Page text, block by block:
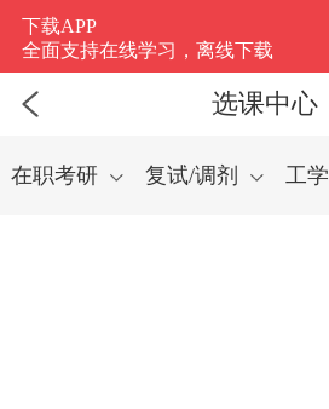
在职考研 复试/调剂 工学
下载APP
全面支持在线学习，离线下载
选课中心